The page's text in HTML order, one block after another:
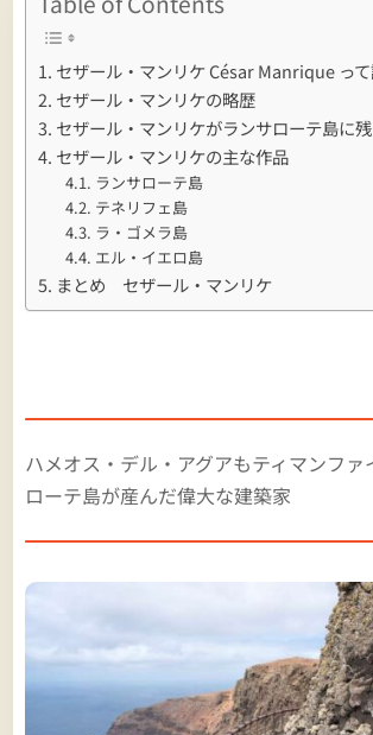
セザール・マンリケ César Manrique って
セザール・マンリケの略歴
セザール・マンリケがランサローテ島に
セザール・マンリケの主な作品
ランサローテ島
テネリフェ島
ラ・ゴメラ島
エル・イエロ島
まとめ セザール・マンリケ
ハメオス・デル・アグアもティマンファ
ローテ島が産んだ偉大な建築家